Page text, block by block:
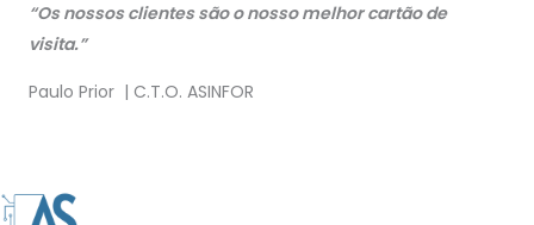
“Os nossos clientes são o nosso melhor cartão de
visita.”
Paulo Prior | C.T.O. ASINFOR